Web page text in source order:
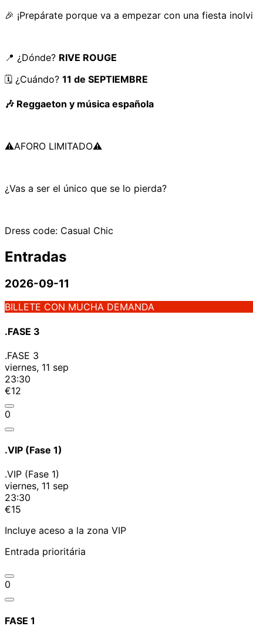
🎉 ¡Prepárate porque va a empezar con una fiesta
📍 ¿Dónde? RIVE ROUGE
🗓️ ¿Cuándo? 11 de SEPTIEMBRE
🎶 Reggaeton y música española
⚠️AFORO LIMITADO⚠️
¿Vas a ser el único que se lo pierda?
Dress code: Casual Chic
Entradas
2026-09-11
BILLETE CON MUCHA DEMANDA
.FASE 3
.FASE 3
viernes, 11 sep
23:30
€12
0
.VIP (Fase 1)
.VIP (Fase 1)
viernes, 11 sep
23:30
€15
Incluye aceso a la zona VIP
Entrada prioritária
0
FASE 1